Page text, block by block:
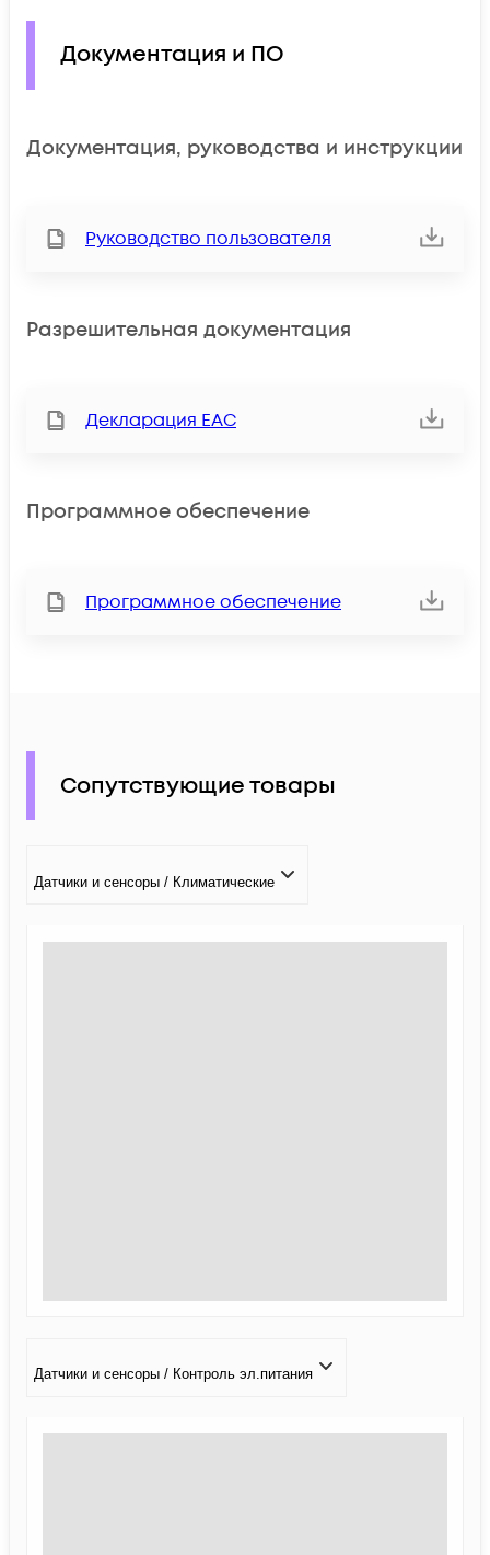
Документация и ПО
Документация, руководства и инструкции
Руководство пользователя
Разрешительная документация
Декларация ЕАС
Программное обеспечение
Программное обеспечение
Сопутствующие товары
Датчики и сенсоры / Климатические
Датчики и сенсоры / Контроль эл.питания